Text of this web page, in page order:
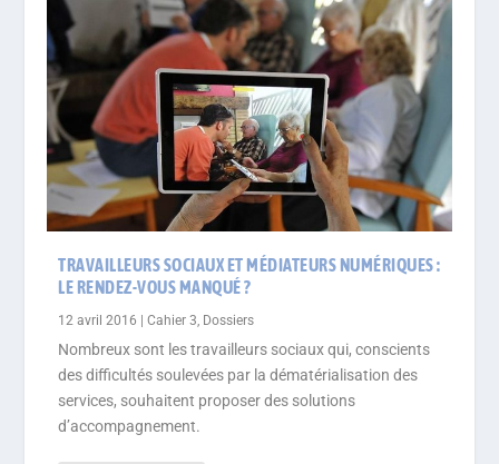
TRAVAILLEURS SOCIAUX ET MÉDIATEURS NUMÉRIQUES :
LE RENDEZ-VOUS MANQUÉ ?
12 avril 2016 |Cahier 3 Dossiers
Nombreux sont les travailleurs sociaux qui, conscients
des difficultés soulevées par la dématérialisation des
services, souhaitent proposer des solutions
d’accompagnement.